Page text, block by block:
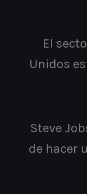
El
Unidos
Steve
de hacer